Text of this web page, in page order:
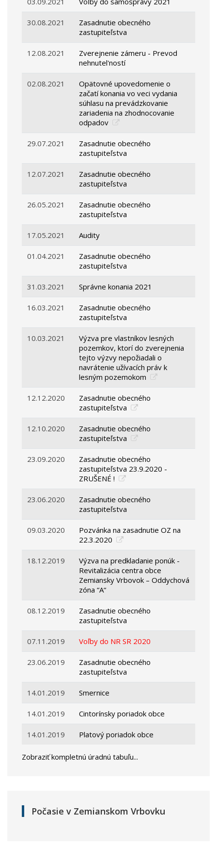
30.08.2021
Zasadnutie obecného
zastupiteľstva
12.08.2021
Zverejnenie zámeru - Prevod
nehnutel'ností
02.08.2021
Opätovné upovedomenie o
začatí konania vo veci vydania
súhlasu na prevádzkovanie
zariadenia na zhodnocovanie
odpadov
29.07.2021
Zasadnutie obecného
zastupiteľstva
12.07.2021
Zasadnutie obecného
zastupiteľstva
26.05.2021
Zasadnutie obecného
zastupiteľstva
17.05.2021 Audity
01.04.2021
Zasadnutie obecného
zastupiteľstva
31.03.2021 Správne konania 2021
16.03.2021
Zasadnutie obecného
zastupiteľstva
10.03.2021
Výzva pre vlastníkov lesných
pozemkov, ktorí do zverejnenia
tejto výzvy nepožiadali o
navrátenie užívacích práv k
lesným pozemokom
12.12.2020
Zasadnutie obecného
zastupiteľstva
12.10.2020
Zasadnutie obecného
zastupiteľstva
23.09.2020
Zasadnutie obecného
zastupiteľstva 23.9.2020 -
ZRUŠENÉ !
23.06.2020
Zasadnutie obecného
zastupiteľstva
09.03.2020
Pozvánka na zasadnutie OZ na
22.3.2020
18.12.2019
Výzva na predkladanie ponúk -
Revitalizácia centra obce
Zemiansky Vrbovok – Oddychová
zóna “A“
08.12.2019
Zasadnutie obecného
zastupiteľstva
07.11.2019 Voľby do NR SR 2020
23.06.2019
Zasadnutie obecného
zastupiteľstva
14.01.2019 Smernice
14.01.2019 Cintorínsky poriadok obce
14.01.2019 Platový poriadok obce
Zobraziť kompletnú úradnú tabuľu...
Počasie v Zemianskom Vrbovku